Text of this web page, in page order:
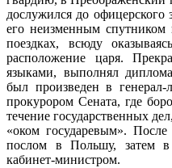
дослужился до
его неизменным спутником
поездках, всюду
расположение царя.
языками, выполнял
был произведен в генерал-
прокурором Сената, где
течение государственных
«оком государевым».
послом в Польшу, затем
кабинет-министром.